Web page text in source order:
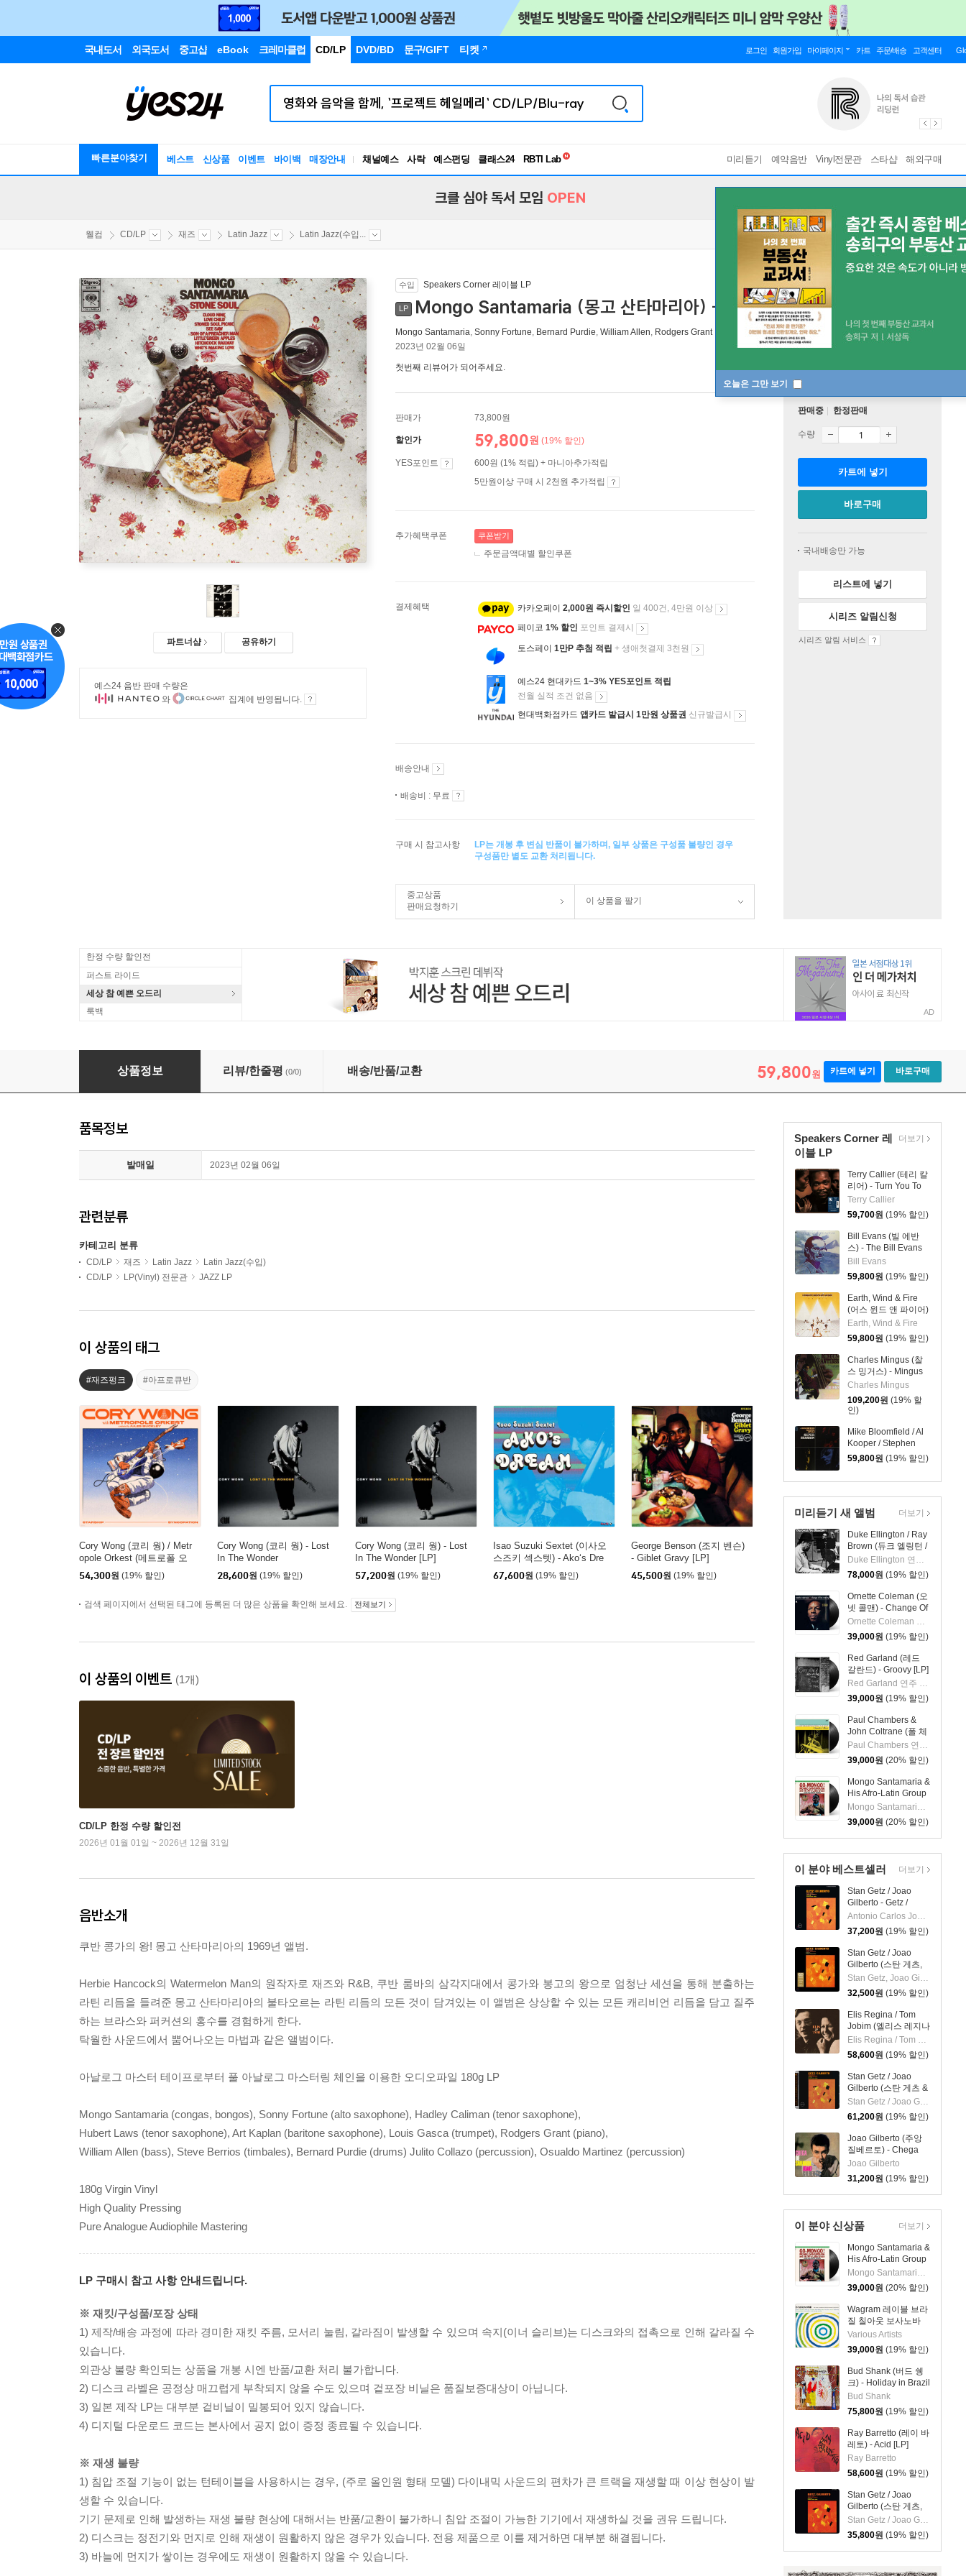
국내도서 외국도서 중고샵 eBook 크레마클럽 CD/LP DVD/BD 문구/GIFT 티켓 로그인 회원가입 마이페이지 카트 주문/배송 고객센터
빠른분야찾기 베스트 신상품 이벤트 바이백 매장안내 채널예스 사락 예스펀딩 클래스24
독서유형검사
미리듣기 예약음반 Vinyl전문관 스타샵 해외구매
오늘은 그만 보기
크클 심야 독서 모임 OPEN
웰컴 CD/LP 재즈 Latin Jazz Latin Jazz(수입...
파트너샵 공유하기
예스24 음반 판매 수량은
와
집계에 반영됩니다.
수입 Speakers Corner 레이블 LP
LP Mongo Santamaria (몽고 산타마리아) - Stone Soul [LP]
Mongo Santamaria, Sonny Fortune, Bernard Purdie, William Allen, Rodgers Grant연주 외 3명 Speakers Corner/Columbia Records
2023년 02월 06일
첫번째 리뷰어가 되어주세요.
판매가 73,800원
할인가 59,800원 (19% 할인)
YES포인트
600원 (1% 적립) + 마니아추가적립
5만원이상 구매 시 2천원 추가적립
추가혜택쿠폰 쿠폰받기
주문금액대별 할인쿠폰
결제혜택 카카오페이 2,000원 즉시할인 일 400건, 4만원 이상
페이코 1% 할인 포인트 결제시
토스페이 1만P 추첨 적립 + 생애첫결제 3천원
예스24 현대카드 1~3% YES포인트 적립
전월 실적 조건 없음
현대백화점카드 앱카드 발급시 1만원 상품권 신규발급시
배송안내
배송비 : 무료
구매 시 참고사항
LP는 개봉 후 변심 반품이 불가하며, 일부 상품은 구성품 불량인 경우
구성품만 별도 교환 처리됩니다.
중고상품
판매요청하기
이 상품을 팔기
판매중 한정판매
수량
카트에 넣기
바로구매
국내배송만 가능
리스트에 넣기
시리즈 알림신청
시리즈 알림 서비스
한정 수량 할인전
퍼스트 라이드
세상 참 예쁜 오드리
룩백
AD
Mongo Santamaria (몽고 산타마리아) - Stone Soul [LP]
상품정보 리뷰/한줄평 (0/0) 배송/반품/교환 59,800원 카트에 넣기 바로구매
Speakers Corner 레
이블 LP
Terry Callier (테리 칼
리어) - Turn You To
Love [LP]
Terry Callier
59,700원 (19% 할인)
Bill Evans (빌 에반
스) - The Bill Evans
Album [LP]
Bill Evans
59,800원 (19% 할인)
Earth, Wind & Fire
(어스 윈드 앤 파이어)
- Spirit [LP]
Earth, Wind & Fire
59,800원 (19% 할인)
Charles Mingus (찰
스 밍거스) - Mingus
At Antibes [2LP]
Charles Mingus
109,200원 (19% 할
인)
Mike Bloomfield / Al
Kooper / Stephen
Stills - Super
59,800원 (19% 할인)
더보기
미리듣기 새 앨범
Duke Ellington / Ray
Brown (듀크 엘링턴 /
레이 브라운) - This
One's For Blanton
[LP]
78,000원 (19% 할인)
Ornette Coleman (오
넷 콜맨) - Change Of
The Century [LP]
39,000원 (19% 할인)
Red Garland (레드
갈란드) - Groovy [LP]
39,000원 (19% 할인)
Paul Chambers &
John Coltrane (폴 체
임버스 & 존 콜트레
인) - A Jazz
Delegation From the
East: Chamber's
Music [LP]
39,000원 (20% 할인)
Mongo Santamaria &
His Afro-Latin Group
(몽고 산타마리아 &
히스 아프로 라틴 그
룹) - Go Mongo!
(Feat. Chick Corea)
39,000원 (20% 할인)
더보기
이 분야 베스트셀러
Stan Getz / Joao
Gilberto - Getz /
Gilberto (스탄 게츠,
조앙 질베르토) [LP]
37,200원 (19% 할인)
Stan Getz / Joao
Gilberto (스탄 게츠,
주앙 질베르토) - Getz
/ Gilberto [LP]
32,500원 (19% 할인)
Elis Regina / Tom
Jobim (엘리스 레지나
/ 톰 조빔) - Elis &
Tom [LP]
58,600원 (19% 할인)
Stan Getz / Joao
Gilberto (스탄 게츠 &
주앙 질베르토) - Getz
/ Gilberto [SACD
Hybrid]
61,200원 (19% 할인)
Joao Gilberto (주앙
질베르토) - Chega
De Saudade [크리스
탈 클리어 컬러 LP]
Joao Gilberto
31,200원 (19% 할인)
더보기
이 분야 신상품
Mongo Santamaria &
His Afro-Latin Group
(몽고 산타마리아 &
히스 아프로 라틴 그
룹) - Go Mongo!
(Feat. Chick Corea)
[LP]
39,000원 (20% 할인)
Wagram 레이블 브라
질 칠아웃 보사노바
뮤직 컴필레이션
(Brazilian Chill) [LP]
Various Artists
39,000원 (19% 할인)
Bud Shank (버드 쉥
크) - Holiday in Brazil
[LP]
Bud Shank
75,800원 (19% 할인)
Ray Barretto (레이 바
레토) - Acid [LP]
Ray Barretto
58,600원 (19% 할인)
Stan Getz / Joao
Gilberto (스탄 게츠,
주앙 질베르토) - Getz
/ Gilberto [클리어 탠
저린 컬러 LP]
35,800원 (19% 할인)
더보기
품목정보
발매일 2023년 02월 06일
관련분류
카테고리 분류
CD/LP 재즈 Latin Jazz
Latin Jazz(수입)
CD/LP
LP(Vinyl) 전문관 JAZZ LP
이 상품의 태그
#재즈펑크 #아프로큐반
Cory Wong (코리 웡) / Metr
opole Orkest (메트로폴 오
케스트라) - Starship Synco
pation with the Metropole O
54,300원 (19% 할인)
Cory Wong (코리 웡) - Lost
In The Wonder
28,600원 (19% 할인)
Cory Wong (코리 웡) - Lost
In The Wonder [LP]
57,200원 (19% 할인)
Isao Suzuki Sextet (이사오
스즈키 섹스텟) - Ako‘s Dre
am [LP]
67,600원 (19% 할인)
George Benson (조지 벤슨)
- Giblet Gravy [LP]
45,500원 (19% 할인)
검색 페이지에서 선택된 태그에 등록된 더 많은 상품을 확인해 보세요. 전체보기
이 상품의 이벤트 (1개)
CD/LP 한정 수량 할인전
2026년 01월 01일 ~ 2026년 12월 31일
음반소개
쿠반 콩가의 왕! 몽고 산타마리아의 1969년 앨범.
Herbie Hancock의 Watermelon Man의 원작자로 재즈와 R&B, 쿠반 룸바의 삼각지대에서 콩가와 봉고의 왕으로 엄청난 세션을 통해 분출하는
라틴 리듬을 들려준 몽고 산타마리아의 불타오르는 라틴 리듬의 모든 것이 담겨있는 이 앨범은 상상할 수 있는 모든 캐리비언 리듬을 담고 질주
하는 브라스와 퍼커션의 홍수를 경험하게 한다.
탁월한 사운드에서 뿜어나오는 마법과 같은 앨범이다.
아날로그 마스터 테이프로부터 풀 아날로그 마스터링 체인을 이용한 오디오파일 180g LP
Mongo Santamaria (congas, bongos), Sonny Fortune (alto saxophone), Hadley Caliman (tenor saxophone),
Hubert Laws (tenor saxophone), Art Kaplan (baritone saxophone), Louis Gasca (trumpet), Rodgers Grant (piano),
William Allen (bass), Steve Berrios (timbales), Bernard Purdie (drums) Julito Collazo (percussion), Osualdo Martinez (percussion)
180g Virgin Vinyl
High Quality Pressing
Pure Analogue Audiophile Mastering
LP 구매시 참고 사항 안내드립니다.
※ 재킷/구성품/포장 상태
1) 제작/배송 과정에 따라 경미한 재킷 주름, 모서리 눌림, 갈라짐이 발생할 수 있으며 속지(이너 슬리브)는 디스크와의 접촉으로 인해 갈라질 수
있습니다.
외관상 불량 확인되는 상품을 개봉 시엔 반품/교환 처리 불가합니다.
2) 디스크 라벨은 공정상 매끄럽게 부착되지 않을 수도 있으며 겉포장 비닐은 품질보증대상이 아닙니다.
3) 일본 제작 LP는 대부분 겉비닐이 밀봉되어 있지 않습니다.
4) 디지털 다운로드 코드는 본사에서 공지 없이 증정 종료될 수 있습니다.
※ 재생 불량
1) 침압 조절 기능이 없는 턴테이블을 사용하시는 경우, (주로 올인원 형태 모델) 다이내믹 사운드의 편차가 큰 트랙을 재생할 때 이상 현상이 발
생할 수 있습니다.
기기 문제로 인해 발생하는 재생 불량 현상에 대해서는 반품/교환이 불가하니 침압 조절이 가능한 기기에서 재생하실 것을 권유 드립니다.
2) 디스크는 정전기와 먼지로 인해 재생이 원활하지 않은 경우가 있습니다. 전용 제품으로 이를 제거하면 대부분 해결됩니다.
3) 바늘에 먼지가 쌓이는 경우에도 재생이 원활하지 않을 수 있습니다.